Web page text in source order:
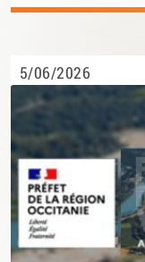
5/06/2026